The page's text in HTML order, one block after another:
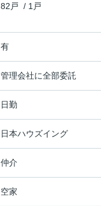
82戸 / 1戸
有
管理会社に全部委託
日勤
日本ハウズイング
仲介
空家